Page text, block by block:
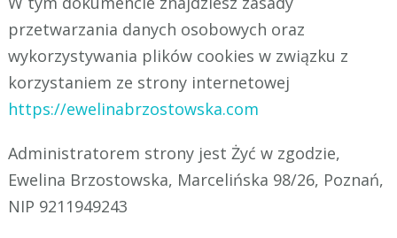
przetwarzania danych osobowych oraz
wykorzystywania plików cookies w związku z
korzystaniem ze strony internetowej
https://ewelinabrzostowska.com
Administratorem strony jest Żyć w zgodzie,
Ewelina Brzostowska, Marcelińska 98/26, Poznań,
NIP 9211949243